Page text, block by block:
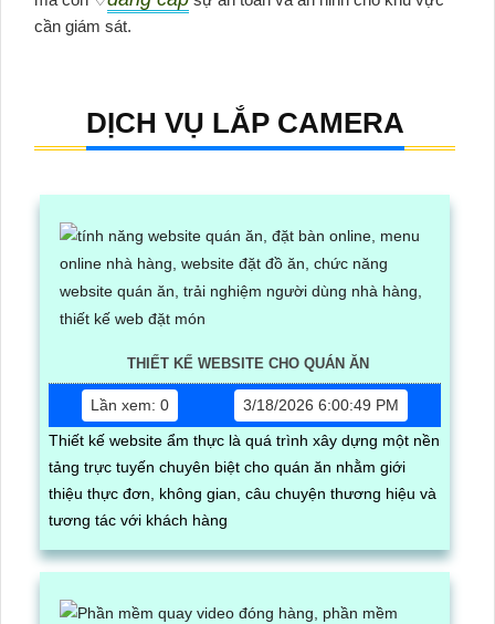
cần giám sát.
DỊCH VỤ LẮP CAMERA
THIẾT KẾ WEBSITE CHO QUÁN ĂN
Lần xem: 0
3/18/2026 6:00:49 PM
Thiết kế website ẩm thực là quá trình xây dựng một nền
tảng trực tuyến chuyên biệt cho quán ăn nhằm giới
thiệu thực đơn, không gian, câu chuyện thương hiệu và
tương tác với khách hàng